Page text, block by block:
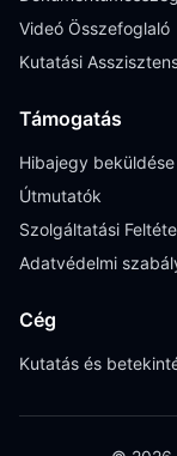
Videó Összefoglaló
Kutatási
Támogatás
Hibajegy beküldése
Útmutatók
Szolgáltatási
Adatvédelmi
Cég
Kutatás és